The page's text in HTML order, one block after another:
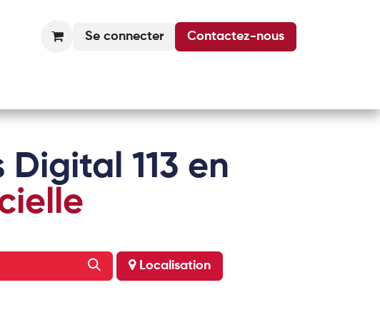
Se connecter Contactez-nous
113 en
Localisation